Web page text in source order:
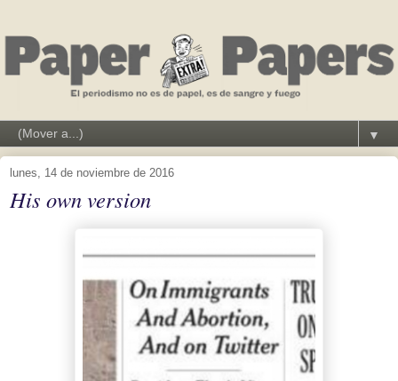
▼
lunes, 14 de noviembre de 2016
His own version